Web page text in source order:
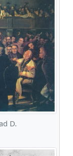
D.